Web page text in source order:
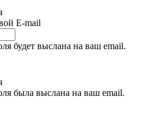
E‑mail
будет выслана на ваш email.
была выслана на ваш email.